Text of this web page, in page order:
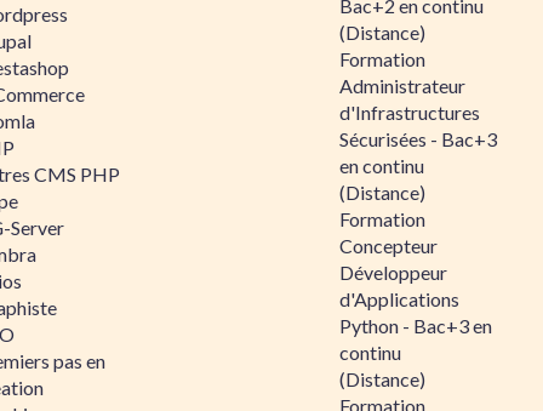
CMS PHP
Server
pas en
Bac+2 en continu
(Distance)
Formation
Administrateur
d'Infrastructures
Sécurisées - Bac+3
en continu
(Distance)
Formation
Concepteur
Développeur
d'Applications
Python - Bac+3 en
continu
(Distance)
Formation